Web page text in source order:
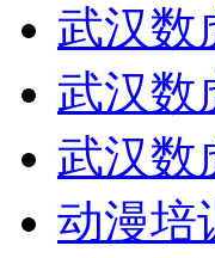
武汉数
武汉数
武汉数
动漫培